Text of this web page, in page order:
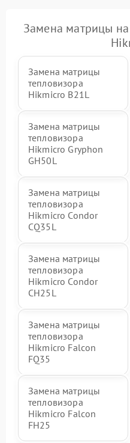
Замена матрицы
Замена матрицы
тепловизора
Hikmicro B21L
Замена матрицы
тепловизора
Hikmicro Gryphon
GH50L
Замена матрицы
тепловизора
Hikmicro Condor
CQ35L
Замена матрицы
тепловизора
Hikmicro Condor
CH25L
Замена матрицы
тепловизора
Hikmicro Falcon
FQ35
Замена матрицы
тепловизора
Hikmicro Falcon
FH25